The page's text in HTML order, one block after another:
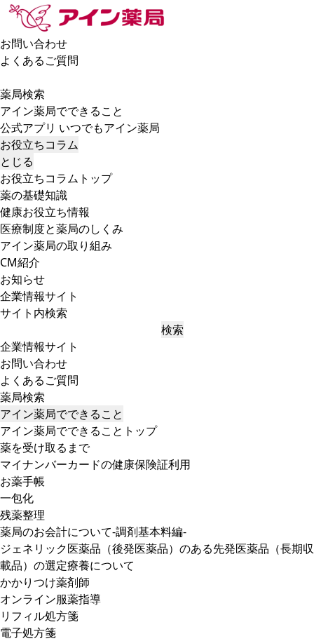
お問い合わせ
よくあるご質問
薬局検索
アイン薬局でできること
公式アプリ いつでもアイン薬局
お役立ちコラム
とじる
お役立ちコラムトップ
薬の基礎知識
健康お役立ち情報
医療制度と薬局のしくみ
アイン薬局の取り組み
CM紹介
お知らせ
企業情報サイト
サイト内検索
検索
企業情報サイト
お問い合わせ
よくあるご質問
薬局検索
アイン薬局でできること
アイン薬局でできることトップ
薬を受け取るまで
マイナンバーカードの健康保険証利用
お薬手帳
一包化
残薬整理
薬局のお会計について-調剤基本料編-
ジェネリック医薬品（後発医薬品）のある先発医薬品（長期収
載品）の選定療養について
かかりつけ薬剤師
オンライン服薬指導
リフィル処方箋
電子処方箋